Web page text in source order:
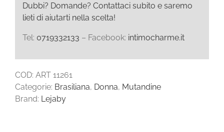
Dubbi? Domande? Contattaci subito e saremo
lieti di aiutarti nella scelta!
Tel: 0719332133 – Facebook: intimocharme.it
COD: ART 11261
Categorie: Brasiliana, Donna, Mutandine
Brand: Lejaby